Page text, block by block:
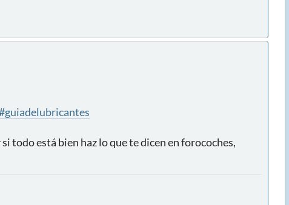
todo está bien haz lo que te dicen en forocoches,